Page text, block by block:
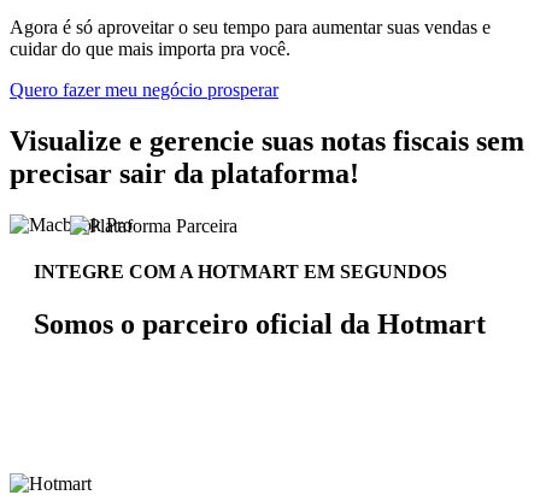
Agora é só aproveitar o seu tempo para aumentar suas vendas e
cuidar do que mais importa pra você.
Quero fazer meu negócio prosperar
Visualize e gerencie suas notas fiscais sem
precisar sair da plataforma!
INTEGRE COM A HOTMART EM SEGUNDOS
Somos o parceiro oficial da Hotmart